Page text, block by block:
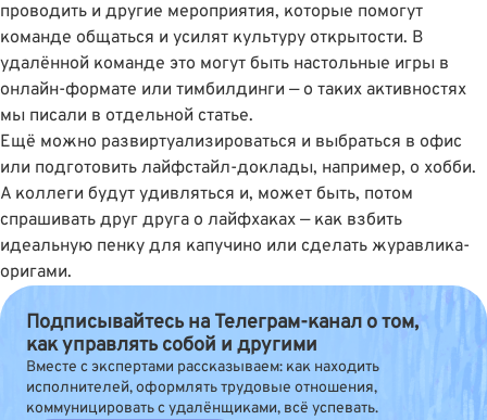
проводить и другие мероприятия, которые помогут
команде общаться и усилят культуру открытости. В
удалённой команде это могут быть настольные игры в
онлайн-формате или тимбилдинги —о таких активностях
мы писали в отдельной статье.
Ещё можно развиртуализироваться и выбраться в офис
или подготовить лайфстайл-доклады, например, о хобби.
А коллеги будут удивляться и, может быть, потом
спрашивать друг друга о лайфхаках — как взбить
идеальную пенку для капучино или сделать журавлика-
оригами.
Подписывайтесь на Телеграм-канал о том,
как управлять собой и другими
Вместе с экспертами рассказываем: как находить
исполнителей, оформлять трудовые отношения,
коммуницировать с удалёнщиками, всё успевать.